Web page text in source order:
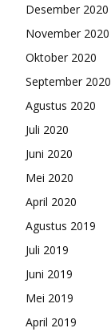
Desember 2020
November 2020
Oktober 2020
September 2020
Agustus 2020
Juli 2020
Juni 2020
Mei 2020
April 2020
Agustus 2019
Juli 2019
Juni 2019
Mei 2019
April 2019